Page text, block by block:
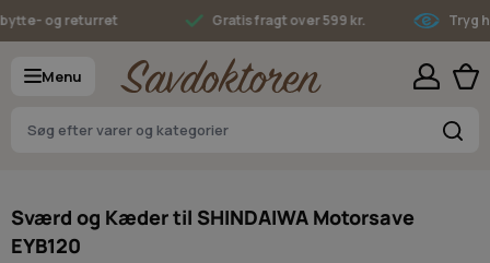
Skip to Content
og returret Gratis fragt over 599 kr. Tryg
Menu
Sværd og Kæder til SHINDAIWA Motorsave
EYB120